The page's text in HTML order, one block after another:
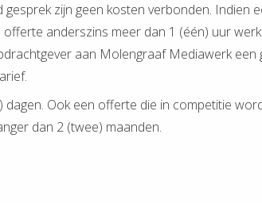
zijn geen kosten verbonden. Indien
anderszins meer dan 1 (één) uur
aan Molengraaf Mediawerk een
Ook een offerte die in competitie
dan 2 (twee) maanden.